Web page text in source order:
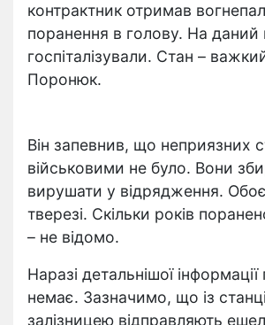
контрактник отримав
поранення в голову. На
госпіталізували. Стан –
Поронюк.
Він запевнив, що неприязних
військовими не було. Вони
вирушати у відрядження.
тверезі. Скільки років
– не відомо.
Наразі детальнішої
немає. Зазначимо, що із
залізницею відправляють